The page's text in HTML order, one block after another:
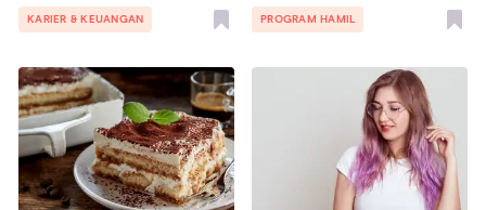
KARIER & KEUANGAN PROGRAM HAMIL